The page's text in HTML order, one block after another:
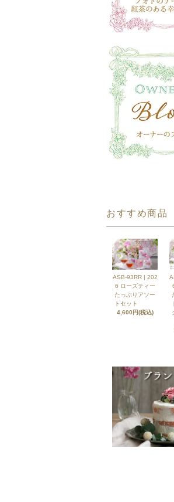
おすすめ商品
ASB-93RR | 202
6 ローズティー
たっぷりアソー
トセット
4,600円(税込)